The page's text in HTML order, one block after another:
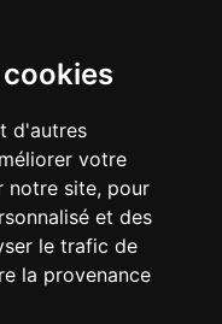
d'autres
votre
notre site, pour
et des
le trafic de
la provenance